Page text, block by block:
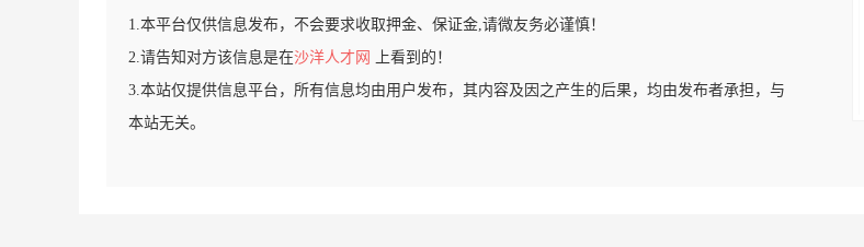
1.本平台仅供信息发布，不会要求收取押金、保证金,请微友务必谨慎！
2.请告知对方该信息是在沙洋人才网
上看到的！
3.本站仅提供信息平台，所有信息均由用户发布，其内容及因之产生的后果，均由发布者承担，与
本站无关。